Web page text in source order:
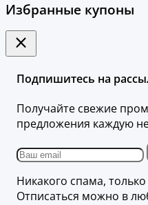
Избранные купоны
Подпишитесь на
Получайте свежие
предложения каждую
Никакого спама,
Отписаться можно в